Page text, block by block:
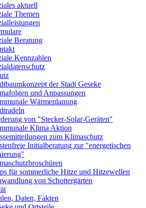
aktuell
Themen
Beratung
Kennzahlen
der Stadt Geseke
und Anpassungen
Wärmeplanung
von "Stecker-Solar-Geräten"
Klima Aktion
zum Klimaschutz
Initialberatung zur "energetischen
für sommerliche Hitze und Hitzewellen
von Schottergärten
Daten, Fakten